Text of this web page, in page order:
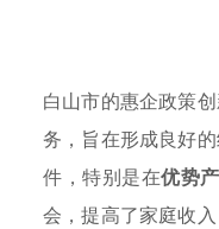
白山市的惠企政策
务，旨在形成良好
件，特别是在优势
会，提高了家庭收